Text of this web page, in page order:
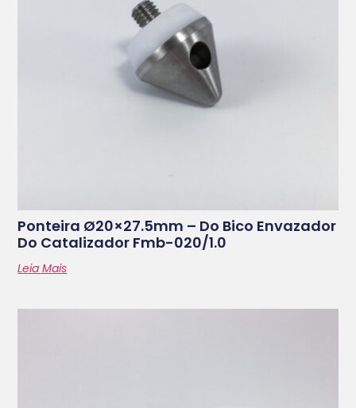
Ponteira Ø20×27.5mm – Do Bico Envazador
Do Catalizador Fmb-020/1.0
Leia Mais